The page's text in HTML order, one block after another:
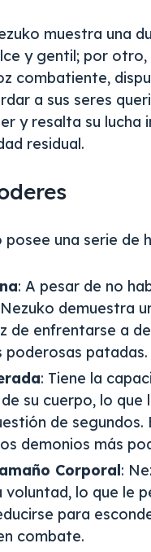
muestra una
y gentil; por
combatiente,
a sus seres
y resalta su lucha
residual.
una serie de
: A pesar de no
demuestra
de enfrentarse a
poderosas patadas.
: Tiene la
su cuerpo, lo que
de segundos.
demonios más
Corporal:
lo que le
para
combate.